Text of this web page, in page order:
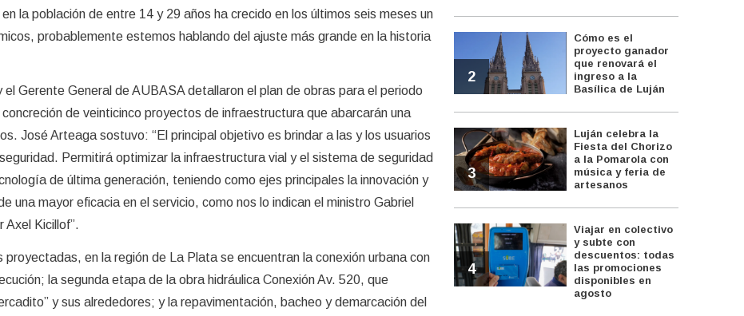
la población de entre 14 y 29 años ha crecido en los últimos seis meses un
probablemente estemos hablando del ajuste más grande en la historia
el Gerente General de AUBASA detallaron el plan de obras para el periodo
de veinticinco proyectos de infraestructura que abarcarán una
José Arteaga sostuvo: “El principal objetivo es brindar a las y los usuarios
Permitirá optimizar la infraestructura vial y el sistema de seguridad
de última generación, teniendo como ejes principales la innovación y
una mayor eficacia en el servicio, como nos lo indican el ministro Gabriel
Axel Kicillof”.
proyectadas, en la región de La Plata se encuentran la conexión urbana con
la segunda etapa de la obra hidráulica Conexión Av. 520, que
y sus alrededores; y la repavimentación, bacheo y demarcación del
2
Cómo es el
proyecto ganador
que renovará el
ingreso a la
Basílica de Luján
3
Luján celebra la
Fiesta del Chorizo
a la Pomarola con
música y feria de
artesanos
4
Viajar en colectivo
y subte con
descuentos: todas
las promociones
disponibles en
agosto